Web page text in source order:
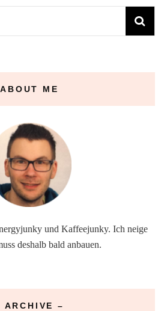
ABOUT ME
und Kaffeejunky. Ich neige
deshalb bald anbauen.
ARCHIVE –